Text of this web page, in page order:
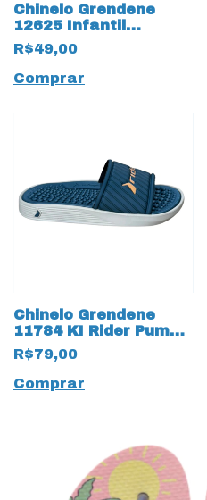
Chinelo Grendene
12625 Infantil
Cartago 19957
Palermo
R$49,00
Comprar
Chinelo Grendene
11784 KI Rider Pump
Slide 19925 Infantil
R$79,00
Comprar